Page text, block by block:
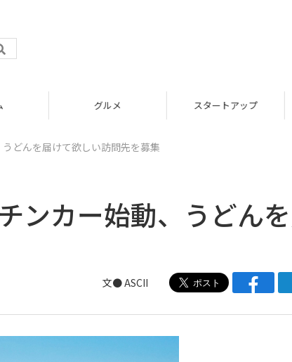
スタートアップ
どんを届けて欲しい訪問先を募集
ンカー始動、うどん
文● ASCII